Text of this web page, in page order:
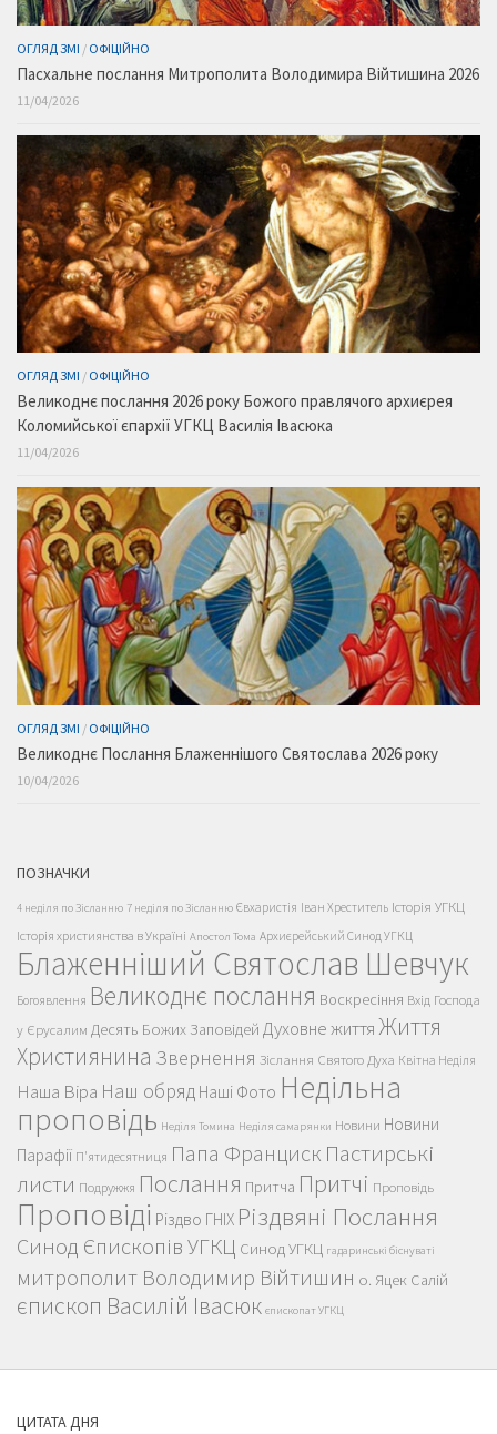
ОГЛЯД ЗМІ / ОФІЦІЙНО
Пасхальне послання Митрополита Володимира Війтишина 2026
11/04/2026
ОГЛЯД ЗМІ / ОФІЦІЙНО
Великоднє послання 2026 року Божого правлячого архиєрея
Коломийської єпархії УГКЦ Василія Івасюка
11/04/2026
ОГЛЯД ЗМІ / ОФІЦІЙНО
Великоднє Послання Блаженнішого Святослава 2026 року
10/04/2026
ПОЗНАЧКИ
4 неділя по Зісланню 7 неділя по Зісланню Євхаристія Іван Хреститель Історія УГКЦ
Історія християнства в Україні Апостол Тома Архиєрейський Синод УГКЦ
Блаженніший Святослав Шевчук
Богоявлення Великоднє послання Воскресіння Вхід Господа
у Єрусалим Десять Божих Заповідей Духовне життяЖиття
Християнина Звернення Зіслання Святого Духа Квітна Неділя
Наша Віра Наш обряд Наші Фото Недільна
проповідь Неділя Томина Неділя самарянки Новини Новини
Парафії П'ятидесятниця Папа Франциск Пастирські
листи Подружжя Послання Притча Притчі Проповідь
Проповіді Різдво ГНІХ Різдвяні Послання
Синод Єпископів УГКЦ Синод УГКЦ гадаринські біснуваті
митрополит Володимир Війтишин о. Яцек Салій
єпископ Василій Івасюк єпископат УГКЦ
ЦИТАТА ДНЯ